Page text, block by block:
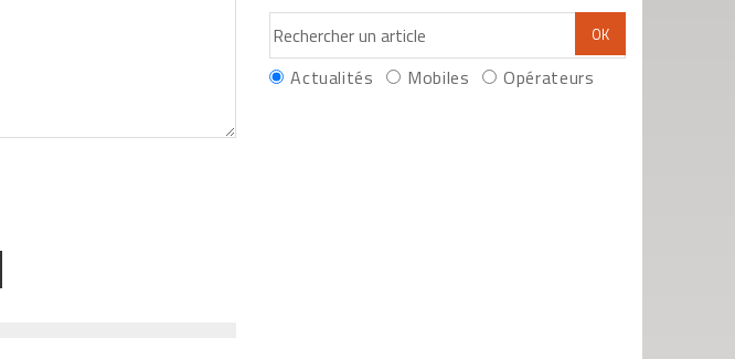
Actualités Mobiles Opérateurs